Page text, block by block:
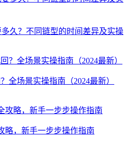
久？不同链型的时间差异及实操
全场景实操指南（2024最新）
略，新手一步步操作指南